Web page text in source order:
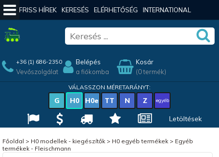
FRISS HÍREK KERESÉS ELÉRHETŐSÉG INTERNATIONAL
+36 (1) 686-2350
Vevőszolgálat
Belépés
a fiókomba
Kosár
(0 termék)
VÁLASSZON MÉRETARÁNYT:
G H0 H0e TT N Z egyéb
Letöltések
Főoldal > H0 modellek - kiegészítők> H0 egyéb termékek> Egyéb
termékek - Fleischmann